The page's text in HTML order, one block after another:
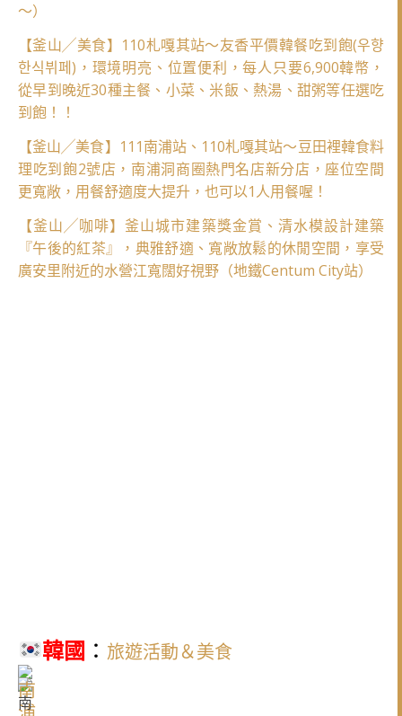
～）
【釜山╱美食】110札嘎其站～友香平價韓餐吃到飽(우향
한식뷔페)，環境明亮、位置便利，每人只要6,900韓幣，
從早到晚近30種主餐、小菜、米飯、熱湯、甜粥等任選吃
到飽！！
【釜山╱美食】111南浦站、110札嘎其站～豆田裡韓食料
理吃到飽2號店，南浦洞商圈熱門名店新分店，座位空間
更寬敞，用餐舒適度大提升，也可以1人用餐喔！
【釜山╱咖啡】釜山城市建築獎金賞、清水模設計建築
『午後的紅茶』，典雅舒適、寬敞放鬆的休閒空間，享受
廣安里附近的水營江寬闊好視野（地鐵Centum City站）
韓國 ： 旅遊活動＆美食